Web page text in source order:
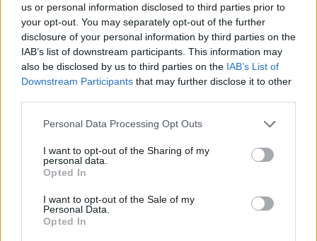
us or personal information disclosed to third parties prior to
your opt-out. You may separately opt-out of the further
disclosure of your personal information by third parties on the
IAB’s list of downstream participants. This information may
also be disclosed by us to third parties on the IAB’s List of
Downstream Participants that may further disclose it to other
Personal Data Processing Opt Outs
I want to opt-out of the Sharing of my
personal data.
Opted In
I want to opt-out of the Sale of my
Personal Data.
Opted In
Září 2013: Blackout Ekolistu aneb Příště tu nemusí být
25.9.2013
Na stránkách Ekolistu.cz jsme spustili reklamní kampaň, která se
obrací přímo na Vás, naše čtenáře. A její hlavní heslo „Našli jste
Ekolist.cz? Příště tu nemusí být“ není rozhodně nadnesené. Server
Ekolist.cz se totiž stále potácí na hraně, buď se nám podaří získat
peníze na další činnost, nebo bude poctivější říct si, že to nejde a se
ctí zavřít krám.
Červen 2013 na Ekolistu aneb Nový šéfredaktor
1.7.2013
Milé čtenářky a milí čtenáři,
jak jistě tušíte, Ekolist.cz prochází důležitou proměnou. Neradostná
finanční situace vede redakci k dost bolestnému rozhodování, co z
nabídky čtenářům oželet, aby server co nejvíc snížil náklady,
zároveň ale aby zůstal relevantním zdrojem článků o přírodě a
životním prostředí. Prvních šest měsíců roku 2013 se nám podařilo